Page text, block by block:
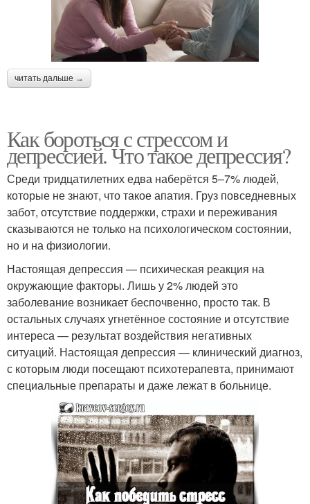
читать дальше →
Как бороться с стрессом и
депрессией. Что такое депрессия?
Среди тридцатилетних едва наберётся 5–7% людей,
которые не знают, что такое апатия. Груз повседневных
забот, отсутствие поддержки, страхи и переживания
сказываются не только на психологическом состоянии,
но и на физиологии.
Настоящая депрессия — психическая реакция на
окружающие факторы. Лишь у 2% людей это
заболевание возникает беспочвенно, просто так. В
остальных случаях угнетённое состояние и отсутствие
интереса — результат воздействия негативных
ситуаций. Настоящая депрессия — клинический диагноз,
с которым люди посещают психотерапевта, принимают
специальные препараты и даже лежат в больнице.